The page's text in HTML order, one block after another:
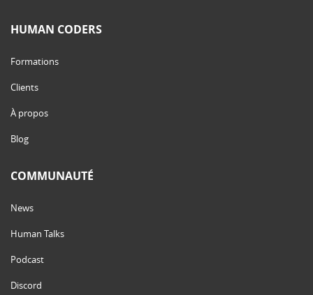
HUMAN CODERS
Formations
Clients
À propos
Blog
COMMUNAUTÉ
News
Human Talks
Podcast
Discord